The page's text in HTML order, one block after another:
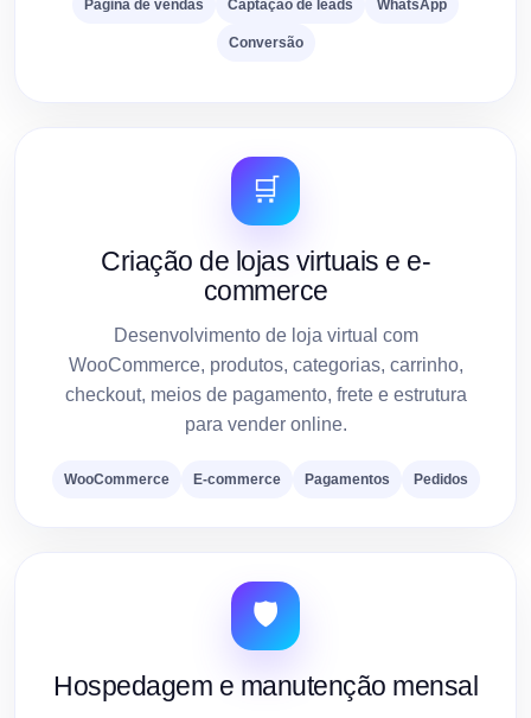
Página de vendas Captação de leads WhatsApp
Conversão
🛒
Criação de lojas virtuais e e-
commerce
Desenvolvimento de loja virtual com
WooCommerce, produtos, categorias, carrinho,
checkout, meios de pagamento, frete e estrutura
para vender online.
WooCommerce E-commerce Pagamentos Pedidos
🛡️
Hospedagem e manutenção mensal